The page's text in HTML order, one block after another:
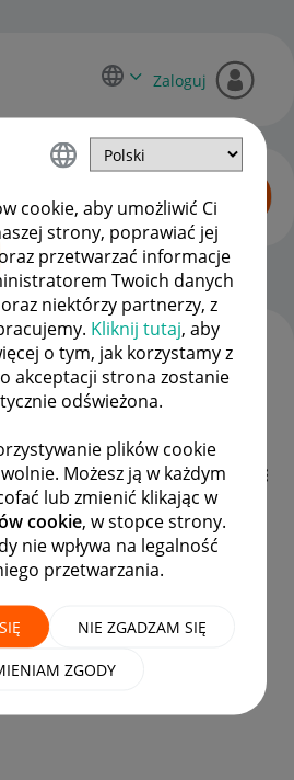
cookie, aby umożliwić Ci
strony, poprawiać jej
przetwarzać informacje
Twoich danych
niektórzy partnerzy, z
Kliknij tutaj, aby
o tym, jak korzystamy z
akceptacji strona zostanie
odświeżona.
plików cookie
Możesz ją w każdym
lub zmienić klikając w
cookie, w stopce strony.
nie wpływa na legalność
przetwarzania.
NIE ZGADZAM SIĘ
ZGODY
Zaloguj
OPCJE
TEMATY